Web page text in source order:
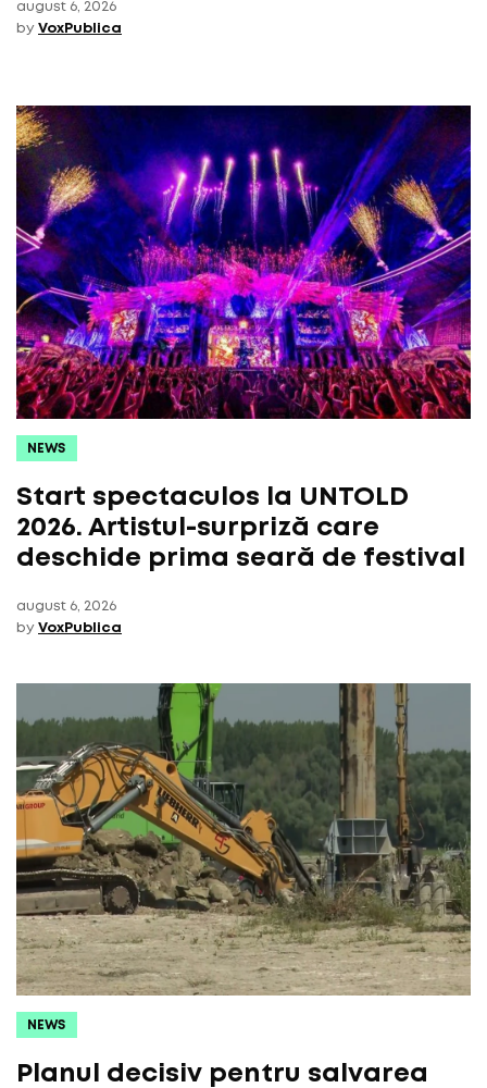
august 6, 2026
by VoxPublica
NEWS
Start spectaculos la UNTOLD
2026. Artistul-surpriză care
deschide prima seară de festival
august 6, 2026
by VoxPublica
NEWS
Planul decisiv pentru salvarea